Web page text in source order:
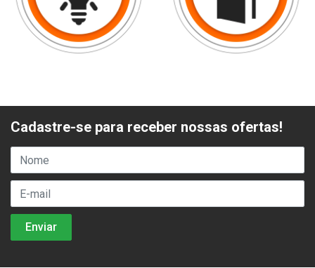
Cadastre-se para receber nossas ofertas!